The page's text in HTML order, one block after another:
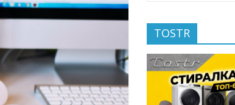
TOSTR